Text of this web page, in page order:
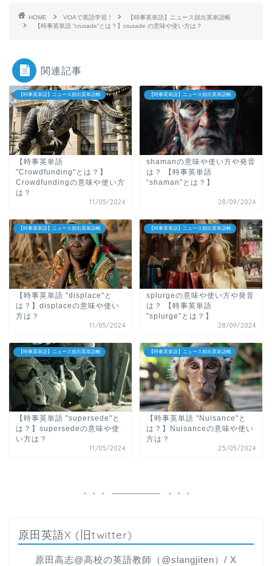
HOME VOAで英語学習！
【時事英単語】ニュース頻出英単語帳
【時事英単語 “crusade”とは？】crusade の意味や使い方は？
関連記事
【時事英単語】ニュース頻出英単語帳
【時事英単語
"Crowdfunding"とは？】
Crowdfundingの意味や使い方
は？
11/05/2024
【時事英単語】ニュース頻出英単語帳
shamanの意味や使い方や発音
は？ 【時事英単語
“shaman”とは？】
28/09/2024
【時事英単語】ニュース頻出英単語帳
【時事英単語 "displace"と
は？】displaceの意味や使い
方は？
11/05/2024
【時事英単語】ニュース頻出英単語帳
splurgeの意味や使い方や発音
は？
【時事英単語
"splurge"とは？】
28/09/2024
【時事英単語】ニュース頻出英単語帳
【時事英単語 "supersede"と
は？】supersedeの意味や使
い方は？
11/05/2024
【時事英単語】ニュース頻出英単語帳
【時事英単語 "Nuisance"と
は？】Nuisanceの意味や使い
方は？
25/05/2024
原田英語X (旧twitter)
原田高志@高校の英語教師（@slangjiten）/ X